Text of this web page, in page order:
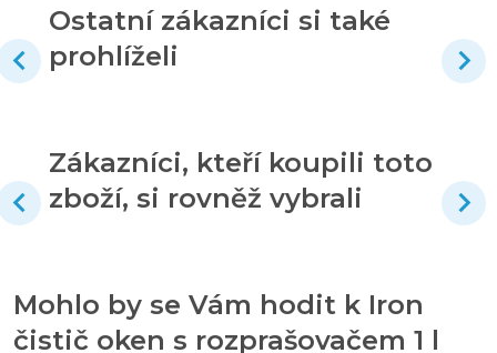
Ostatní zákazníci si také
prohlíželi
Zákazníci, kteří koupili toto
zboží, si rovněž vybrali
Mohlo by se Vám hodit k Iron
čistič oken s rozprašovačem 1 l